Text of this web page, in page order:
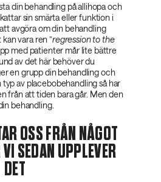
din behandling på allihopa och
sin smärta eller funktion i
avgöra om din behandling
vara ren ”regression to the
med patienter mår lite bättre
av det här behöver du
en grupp din behandling och
av placebobehandling så har
från att tiden bara går. Men den
behandling.
OSS FRÅN NÅGOT
SEDAN UPPLEVER
DET